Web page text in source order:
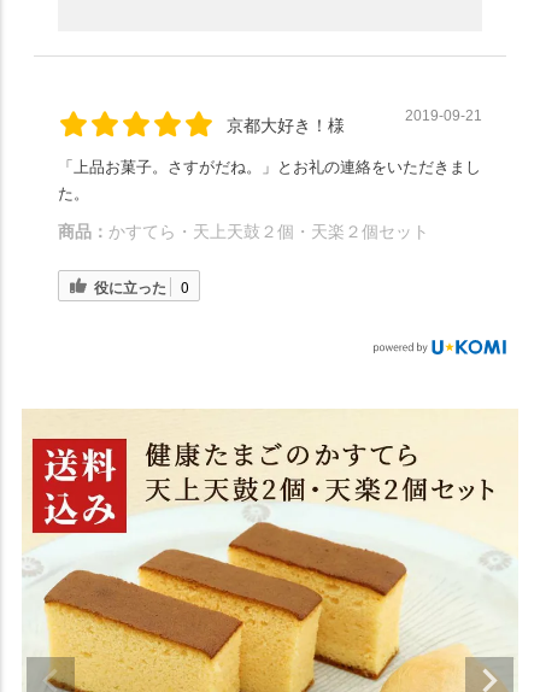
京都大好き！様 2019-09-21
「上品お菓子。さすがだね。」とお礼の連絡をいただきまし
た。
商品： かすてら・天上天鼓２個・天楽２個セット
役に立った 0